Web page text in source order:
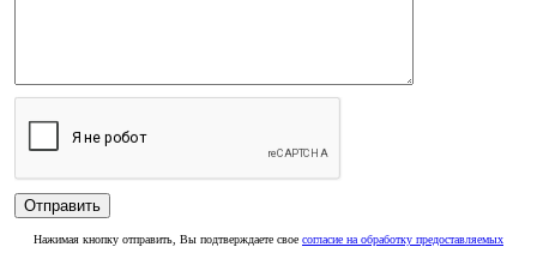
Нажимая кнопку отправить, Вы подтверждаете свое согласие на обработку предоставляемых